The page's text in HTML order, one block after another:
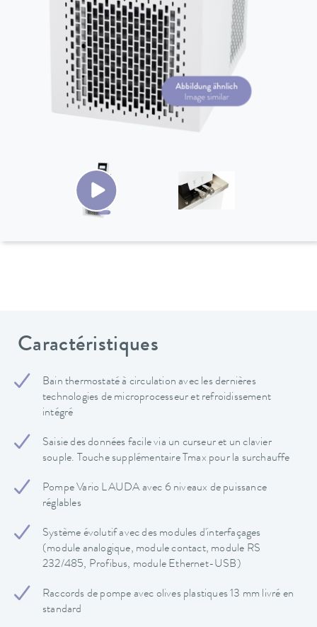
Caractéristiques
Bain thermostaté à circulation avec les dernières
technologies de microprocesseur et refroidissement
intégré
Saisie des données facile via un curseur et un clavier
souple. Touche supplémentaire Tmax pour la surchauffe
Pompe Vario LAUDA avec 6 niveaux de puissance
réglables
Système évolutif avec des modules d'interfaçages
(module analogique, module contact, module RS
232/485, Profibus, module Ethernet-USB)
Raccords de pompe avec olives plastiques 13 mm livré en
standard